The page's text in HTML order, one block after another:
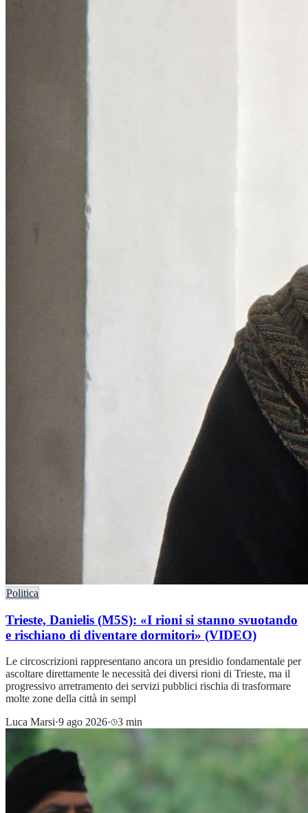
Politica
Trieste, Danielis (M5S): «I rioni si stanno svuotando
e rischiano di diventare dormitori» (VIDEO)
Le circoscrizioni rappresentano ancora un presidio fondamentale per
ascoltare direttamente le necessità dei diversi rioni di Trieste, ma il
progressivo arretramento dei servizi pubblici rischia di trasformare
molte zone della città in sempl
Luca Marsi·9 ago 2026· 3 min